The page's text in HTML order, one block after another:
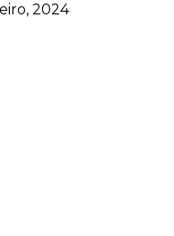
2024